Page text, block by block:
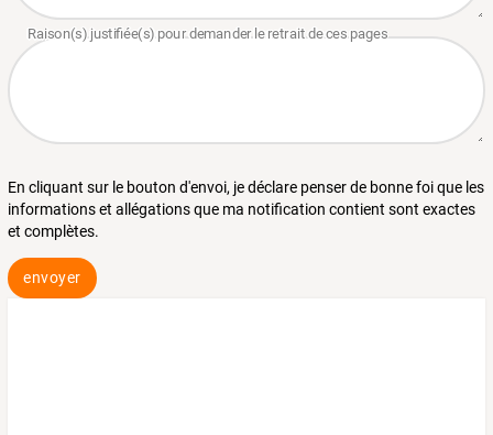
En cliquant sur le bouton d'envoi, je déclare penser de bonne foi que les
informations et allégations que ma notification contient sont exactes
et complètes.
envoyer